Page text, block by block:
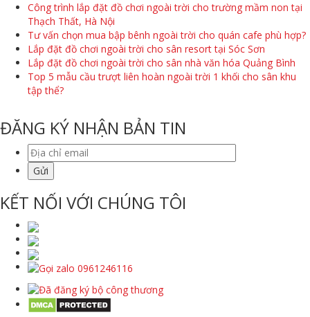
Công trình lắp đặt đồ chơi ngoài trời cho trường mầm non tại
Thạch Thất, Hà Nội
Tư vấn chọn mua bập bênh ngoài trời cho quán cafe phù hợp?
Lắp đặt đồ chơi ngoài trời cho sân resort tại Sóc Sơn
Lắp đặt đồ chơi ngoài trời cho sân nhà văn hóa Quảng Bình
Top 5 mẫu cầu trượt liên hoàn ngoài trời 1 khối cho sân khu
tập thể?
ĐĂNG KÝ NHẬN BẢN TIN
KẾT NỐI VỚI CHÚNG TÔI